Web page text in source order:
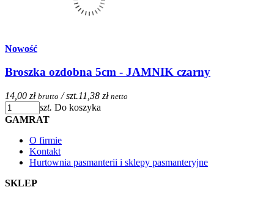
Nowość
Broszka ozdobna 5cm - JAMNIK czarny
14,00 zł brutto / szt.11,38 zł netto
szt. Do koszyka
GAMRAT
O firmie
Kontakt
Hurtownia pasmanterii i sklepy pasmanteryjne
SKLEP